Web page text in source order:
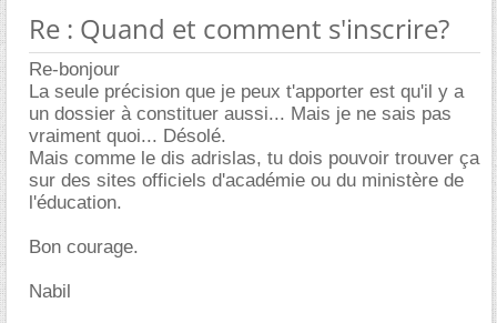
Re : Quand et comment s'inscrire?
Re-bonjour
La seule précision que je peux t'apporter est qu'il y a
un dossier à constituer aussi... Mais je ne sais pas
vraiment quoi... Désolé.
Mais comme le dis adrislas, tu dois pouvoir trouver ça
sur des sites officiels d'académie ou du ministère de
l'éducation.
Bon courage.
Nabil